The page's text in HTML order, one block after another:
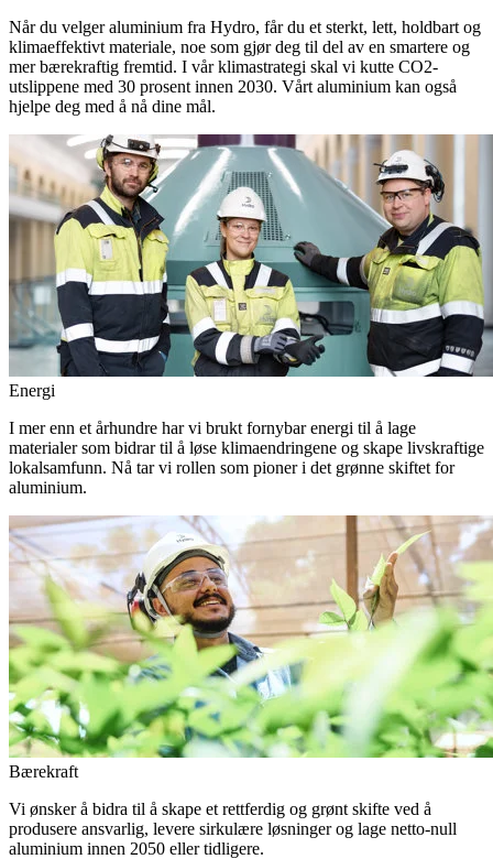
Når du velger aluminium fra Hydro, får du et sterkt, lett, holdbart og
klimaeffektivt materiale, noe som gjør deg til del av en smartere og
mer bærekraftig fremtid. I vår klimastrategi skal vi kutte CO2-
utslippene med 30 prosent innen 2030. Vårt aluminium kan også
hjelpe deg med å nå dine mål.
Energi
I mer enn et århundre har vi brukt fornybar energi til å lage
materialer som bidrar til å løse klimaendringene og skape livskraftige
lokalsamfunn. Nå tar vi rollen som pioner i det grønne skiftet for
aluminium.
Bærekraft
Vi ønsker å bidra til å skape et rettferdig og grønt skifte ved å
produsere ansvarlig, levere sirkulære løsninger og lage netto-null
aluminium innen 2050 eller tidligere.